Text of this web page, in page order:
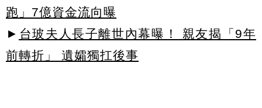
跑」7億資金流向曝
► 台玻夫人長子離世內幕曝！ 親友揭「9年
前轉折」 遺孀獨扛後事